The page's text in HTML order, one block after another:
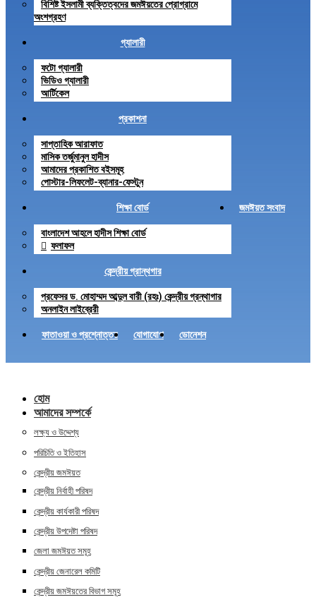
বিশিষ্ট ইসলামী ব্যক্তিত্বদের জমঈয়তের প্রোগ্রামে
অংশগ্রহণ
গ্যালারী
ফটো গ্যালারী
ভিডিও গ্যালারী
আর্টিকেল
প্রকাশনা
সাপ্তাহিক আরাফাত
মাসিক তর্জুমানুল হাদীস
আমাদের প্রকাশিত বইসমূহ
পোস্টার-লিফলেট-ব্যানার-ফেস্টুন
শিক্ষা বোর্ড
বাংলাদেশ আহলে হাদীস শিক্ষা বোর্ড
ফলাফল
জমঈয়ত সংবাদ
কেন্দ্রীয় গ্রান্থগার
প্রফেসর ড. মোহাম্মদ আব্দুল বারী (রহঃ) কেন্দ্রীয় গ্রন্থাগার
অনলাইন লাইব্রেরী
ফাতাওয়া ও প্রশ্নোত্তর যোগাযোগ ডোনেশন
হোম
আমাদের সম্পর্কে
লক্ষ্য ও উদ্দেশ্য
পরিচিতি ও ইতিহাস
কেন্দ্রীয় জমঈয়ত
কেন্দ্রীয় নির্বাহী পরিষদ
কেন্দ্রীয় কার্যকারী পরিষদ
কেন্দ্রীয় উপদেষ্টা পরিষদ
জেলা জমঈয়ত সমূহ
কেন্দ্রীয় জেনারেল কমিটি
কেন্দ্রীয় জমঈয়তের বিভাগ সমূহ